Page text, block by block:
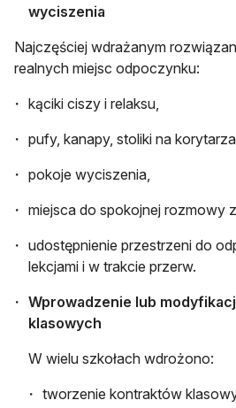
wyciszenia
Najczęściej wdrażanym
realnych miejsc odpoczynku:
kąciki ciszy i relaksu,
pufy, kanapy, stoliki na
pokoje wyciszenia,
miejsca do spokojnej rozmowy
udostępnienie przestrzeni do
lekcjami i w trakcie przerw.
Wprowadzenie lub
klasowych
W wielu szkołach wdrożono:
tworzenie kontraktów